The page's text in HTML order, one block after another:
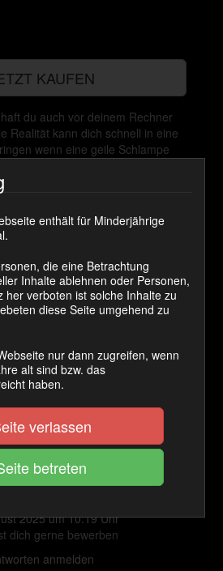
KAUFEN
du auch vor deinem Rechner
Realität kann dich schnell in eine
wenn eine geile Schlampe
Glück das an diesem Tag
Ort war und so durfte sie dann
in ihrer SissyFotze spüren!
um 23:33 Uhr
anmelden
Lady-Betty
2025 um 10:19 Uhr
dich gerne bewerben
anmelden
enthält für Minderjährige
die eine Betrachtung
Inhalte ablehnen oder Personen,
her verboten ist solche Inhalte zu
diese Seite umgehend zu
nur dann zugreifen, wenn
alt sind bzw. das
haben.
verlassen